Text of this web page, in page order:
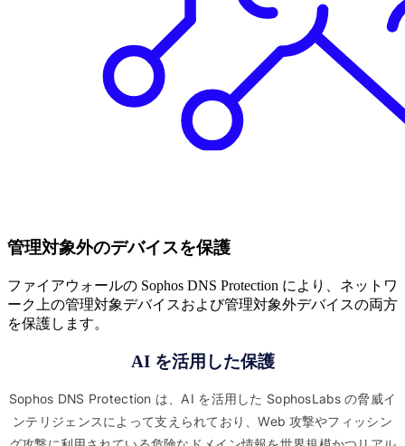
管理対象外のデバイスを保護
ファイアウォールの Sophos DNS Protection により、ネットワ
ーク上の管理対象デバイスおよび管理対象外デバイスの両方
を保護します。
AI を活用した保護
Sophos DNS Protection は、AI を活用した SophosLabs の脅威イ
ンテリジェンスによって支えられており、Web 攻撃やフィッシン